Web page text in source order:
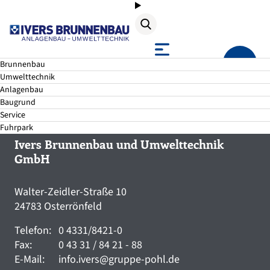
Suche
Brunnenbau
Umwelttechnik
Anlagenbau
Baugrund
Service
Fuhrpark
Ivers Brunnenbau und Umwelttechnik
GmbH
Walter-Zeidler-Straße 10
24783 Osterrönfeld
Telefon: 0 4331/8421-0
Fax:
0 43 31 / 84 21 - 88
E-Mail:
info.ivers@gruppe-pohl.de